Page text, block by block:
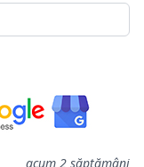
acum 2 săptămâni